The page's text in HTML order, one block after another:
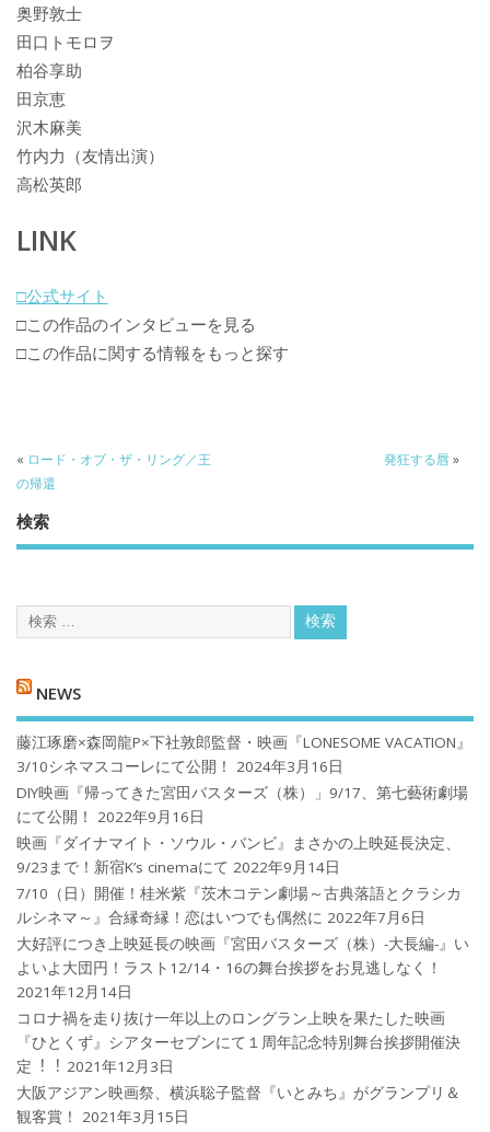
奥野敦士
田口トモロヲ
柏谷享助
田京恵
沢木麻美
竹内力（友情出演）
高松英郎
LINK
□公式サイト
□この作品のインタビューを見る
□この作品に関する情報をもっと探す
« ロード・オブ・ザ・リング／王
の帰還
発狂する唇»
検索
NEWS
藤江琢磨×森岡龍P×下社敦郎監督・映画『LONESOME VACATION』
3/10シネマスコーレにて公開！
2024年3月16日
DIY映画『帰ってきた宮田バスターズ（株）」9/17、第七藝術劇場
にて公開！
2022年9月16日
映画『ダイナマイト・ソウル・バンビ』まさかの上映延長決定、
9/23まで！新宿K’s cinemaにて 2022年9月14日
7/10（日）開催！桂米紫『茨木コテン劇場～古典落語とクラシカ
ルシネマ～』合縁奇縁！恋はいつでも偶然に 2022年7月6日
大好評につき上映延長の映画『宮田バスターズ（株）-大長編-』い
よいよ大団円！ラスト12/14・16の舞台挨拶をお見逃しなく！
2021年12月14日
コロナ禍を⾛り抜け⼀年以上のロングラン上映を果たした映画
『ひとくず』シアターセブンにて１周年記念特別舞台挨拶開催決
定︕︕ 2021年12月3日
大阪アジアン映画祭、横浜聡子監督『いとみち』がグランプリ＆
観客賞！
2021年3月15日